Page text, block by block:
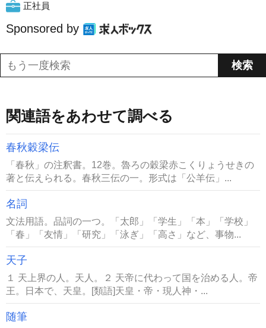
正社員
Sponsored by
関連語をあわせて調べる
春秋穀梁伝
「春秋」の注釈書。12巻。魯ろの穀梁赤こくりょうせきの
著と伝えられる。春秋三伝の一。形式は「公羊伝」...
名詞
文法用語。品詞の一つ。「太郎」「学生」「本」「学校」
「春」「友情」「研究」「泳ぎ」「高さ」など、事物...
天子
１ 天上界の人。天人。２ 天帝に代わって国を治める人。帝
王。日本で、天皇。[類語]天皇・帝・現人神・...
随筆